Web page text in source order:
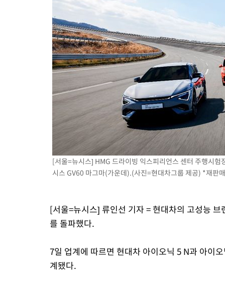
외국인 심판 성 접대 7경기 들여다보니…한국 축구 '5승 2무'
[속보]코스닥, 2.86포인트(0.36%) 내린 798.81마감
[속보]코스피, 6200선 약보합…0.60% 내린 6258.77에 마쳐
[속보]원·달러 환율, 7.7원 내린 1416.1원 마감
[속보] 노원서 40.1도 관측…서울, 2018년 이후 첫 40도
[속보]종합특검, '계엄 수용공간 확보' 신용해 前교정본부장 기소
외신들도 주목한 韓축구 파문…"국민적 공분에 수사 재개"
11시간 압수수색에 성접대 파문까지…'쑥대밭' 된 축구협회
[속보]규제합리화위원회 부위원장에 김태유 서울대 공대 교수…이
[서울=뉴시스] HMG 드라이빙 익스피리언스 센터 주행시
시스 GV60 마그마(가운데).(사진=현대차그룹 제공) *재판
[서울=뉴시스] 류인선 기자 = 현대차의 고성능
를 돌파했다.
7일 업계에 따르면 현대차 아이오닉 5 N과 아이
계됐다.